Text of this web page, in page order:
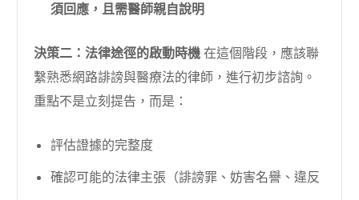
須回應，且需醫師親自說明
決策二：法律途徑的啟動時機在這個階段，應該聯
繫熟悉網路誹謗與醫療法的律師，進行初步諮詢。
重點不是立刻提告，而是：
評估證據的完整度
確認可能的法律主張（誹謗罪、妨害名譽、違反